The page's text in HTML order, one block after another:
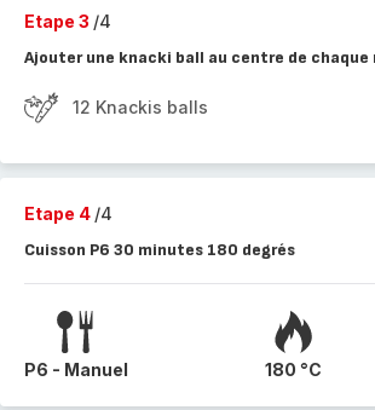
Etape 3 /4
Ajouter une knacki ball au centre de chaque
12 Knackis balls
Etape 4 /4
Cuisson P6 30 minutes 180 degrés
P6 - Manuel 180 °C